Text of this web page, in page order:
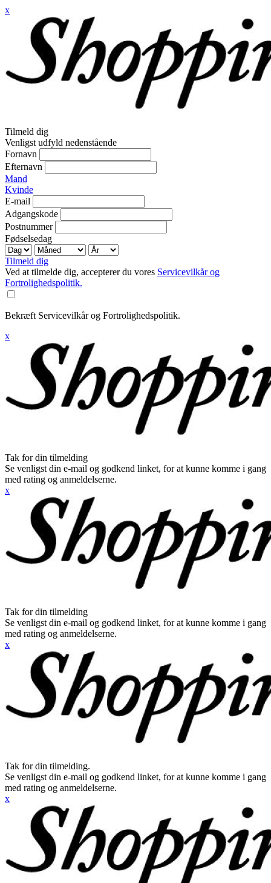
x
Tilmeld dig
Venligst udfyld nedenstående
Fornavn
Efternavn
Mand
Kvinde
E-mail
Adgangskode
Postnummer
Fødselsedag
Tilmeld dig
Ved at tilmelde dig, accepterer du vores Servicevilkår og
Fortrolighedspolitik.
Bekræft Servicevilkår og Fortrolighedspolitik.
x
Tak for din tilmelding
Se venligst din e-mail og godkend linket, for at kunne komme i gang
med rating og anmeldelserne.
x
Tak for din tilmelding
Se venligst din e-mail og godkend linket, for at kunne komme i gang
med rating og anmeldelserne.
x
Tak for din tilmelding.
Se venligst din e-mail og godkend linket, for at kunne komme i gang
med rating og anmeldelserne.
x